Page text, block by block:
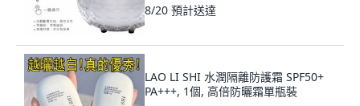
PA+++, 1個, 高倍防曬霜單瓶裝
$136